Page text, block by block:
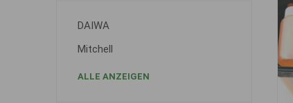
DAIWA
Mitchell
ALLE ANZEIGEN